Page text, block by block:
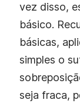
vez disso,
básico.
básicas,
simples o
seja fraca,